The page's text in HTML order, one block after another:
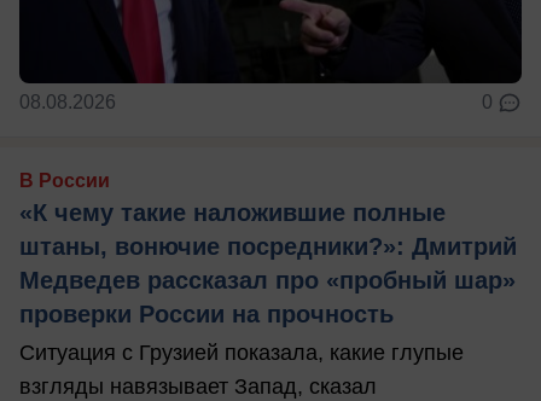
08.08.2026 0
В России
«К чему такие наложившие полные
штаны, вонючие посредники?»: Дмитрий
Медведев рассказал про «пробный шар»
проверки России на прочность
Ситуация с Грузией показала, какие глупые
взгляды навязывает Запад, сказал